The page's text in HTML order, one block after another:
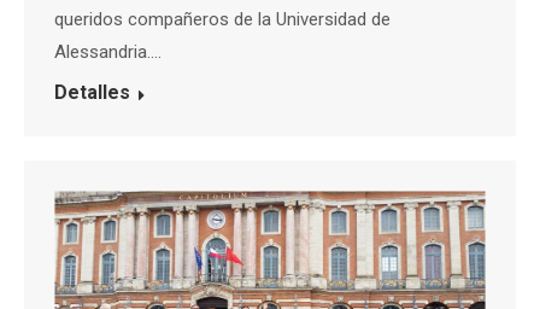
queridos compañeros de la Universidad de
Alessandria.…
Detalles